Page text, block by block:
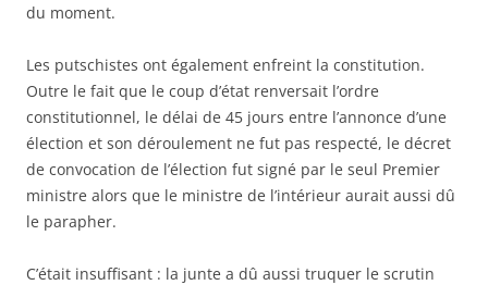
du moment.
Les putschistes ont également enfreint la constitution.
Outre le fait que le coup d’état renversait l’ordre
constitutionnel, le délai de 45 jours entre l’annonce d’une
élection et son déroulement ne fut pas respecté, le décret
de convocation de l’élection fut signé par le seul Premier
ministre alors que le ministre de l’intérieur aurait aussi dû
le parapher.
C’était insuffisant : la junte a dû aussi truquer le scrutin